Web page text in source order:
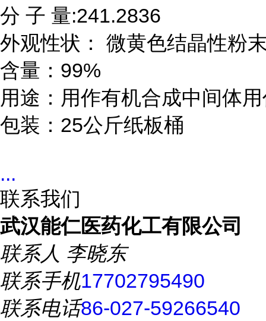
分 子 量:241.2836
外观性状： 微黄色结晶性粉
含量：99%
用途：用作有机合成中间体
包装：25公斤纸板桶
...
联系我们
武汉能仁医药化工有限公司
联系人 李晓东
联系手机17702795490
联系电话86-027-59266540